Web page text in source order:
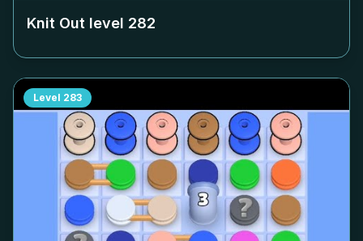
Knit Out level 282
Level 283